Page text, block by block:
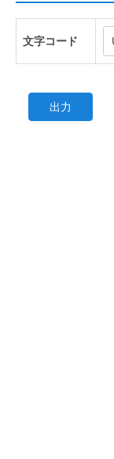
文字コード